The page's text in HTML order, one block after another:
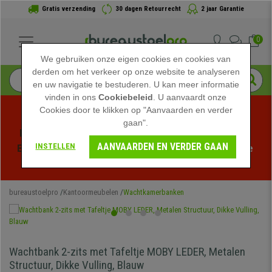
Gratis verzending 30 dagen Retourrecht 2 jaar Garantie
0
Profiteer van de Zomeruitverkoop bij bureaustoelpro!
Exclusieve kortingen voor een beperkte tijd - Bekijk de
bureaustoelpro Kantoormeubelen Wachtkamerbanken
Wachtbank 2-zits met Tafeltje MOBY LEDER, Metalen
Structuur, Dikke Vulling, Blauw
We gebruiken onze eigen cookies en cookies van
derden om het verkeer op onze website te analyseren
en uw navigatie te bestuderen. U kan meer informatie
vinden in onsCookiebeleid . U aanvaardt onze
Cookies door te klikken op "Aanvaarden en verder
gaan".
INSTELLEN AANVAARDEN EN VERDER GAAN